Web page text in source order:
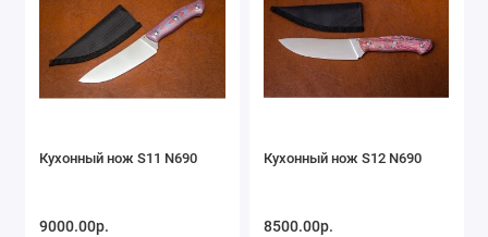
Кухонный нож S11 N690
9000.00р.
Кухонный нож S12 N690
8500.00р.